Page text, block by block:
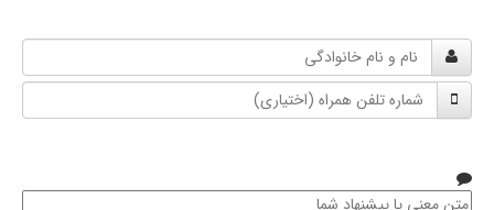
و
نام
خانوادگی
شماره
تلفن
متن